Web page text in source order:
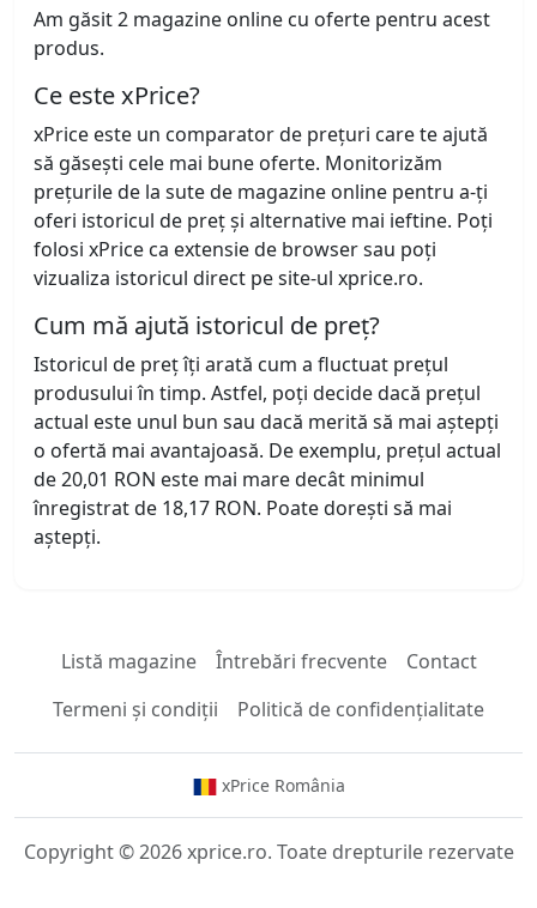
Am găsit 2 magazine online cu oferte pentru acest
produs.
Ce este xPrice?
xPrice este un comparator de prețuri care te ajută
să găsești cele mai bune oferte. Monitorizăm
prețurile de la sute de magazine online pentru a-ți
oferi istoricul de preț și alternative mai ieftine. Poți
folosi xPrice ca extensie de browser sau poți
vizualiza istoricul direct pe site-ul xprice.ro.
Cum mă ajută istoricul de preț?
Istoricul de preț îți arată cum a fluctuat prețul
produsului în timp. Astfel, poți decide dacă prețul
actual este unul bun sau dacă merită să mai aștepți
o ofertă mai avantajoasă. De exemplu, prețul actual
de 20,01 RON este mai mare decât minimul
înregistrat de 18,17 RON. Poate dorești să mai
aștepți.
Listă magazine Întrebări frecvente
Contact
Termeni și condiții
Politică de confidențialitate
xPrice România
Copyright © 2026 xprice.ro. Toate drepturile rezervate